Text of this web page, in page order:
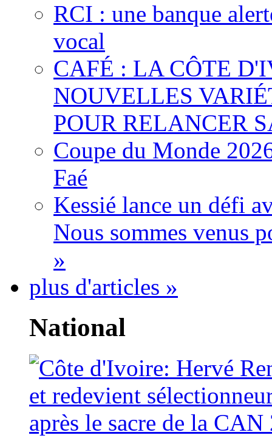
RCI : une banque
vocal
CAFÉ : LA CÔTE
NOUVELLES
POUR RELANCER
Coupe du Monde
Faé
Kessié lance un défi
Nous sommes venus
»
plus d'articles »
National